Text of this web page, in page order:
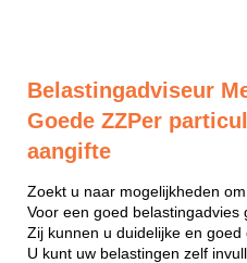
Belastingadviseur
Goede ZZPer
aangifte
Zoekt u naar mogelijkheden
Voor een goed belastingadvies
Zij kunnen u duidelijke en goed
U kunt uw belastingen zelf